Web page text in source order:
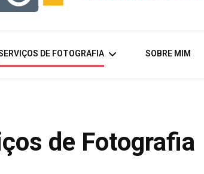
Gi
de Arquitectura, paisagem natural,
DE FOTOGRAFIA
Fotografia de Paisagem
SOBRE MIM
de Fotografia